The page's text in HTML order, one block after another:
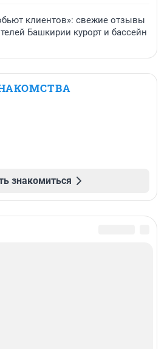
клиентов»: свежие отзывы
Башкирии курорт и бассейн
знакомиться